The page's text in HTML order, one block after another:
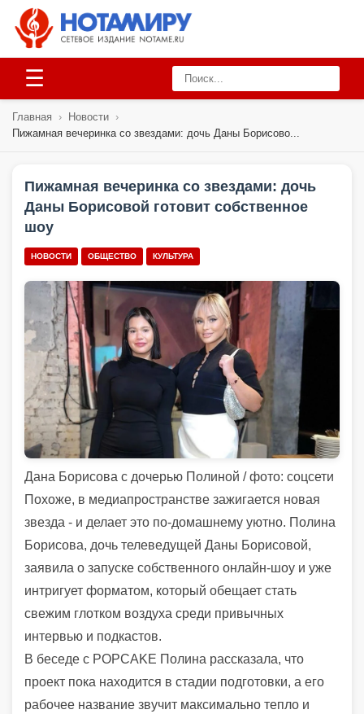
☰
Главная › Новости ›
Пижамная вечеринка со звездами: дочь Даны Борисово...
Пижамная вечеринка со звездами: дочь
Даны Борисовой готовит собственное
шоу
НОВОСТИ ОБЩЕСТВО КУЛЬТУРА
Дана Борисова с дочерью Полиной / фото: соцсети
Похоже, в медиапространстве зажигается новая
звезда - и делает это по-домашнему уютно. Полина
Борисова, дочь телеведущей Даны Борисовой,
заявила о запуске собственного онлайн-шоу и уже
интригует форматом, который обещает стать
свежим глотком воздуха среди привычных
интервью и подкастов.
В беседе с POPCAKE Полина рассказала, что
проект пока находится в стадии подготовки, а его
рабочее название звучит максимально тепло и